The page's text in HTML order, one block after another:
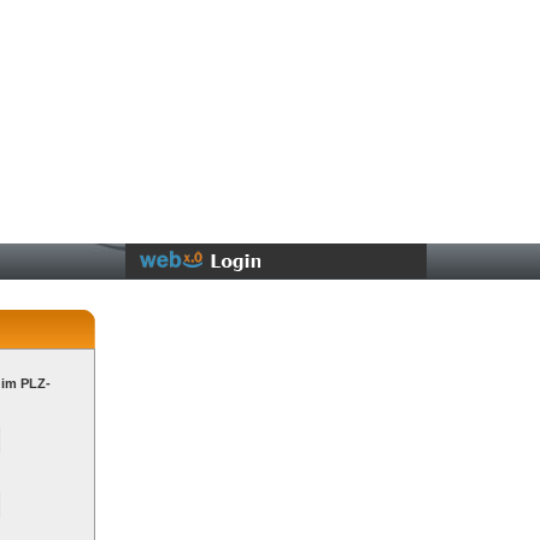
PLZ-